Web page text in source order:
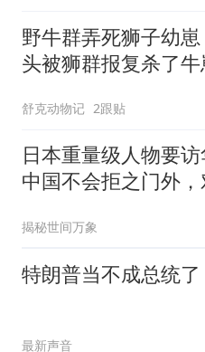
野牛群弄死狮子幼
头被狮群报复杀了牛
舒克动物记 2跟贴
日本重量级人物要访
中国不会拒之门外，
揭秘世间万象
特朗普当不成总统了
最新声音